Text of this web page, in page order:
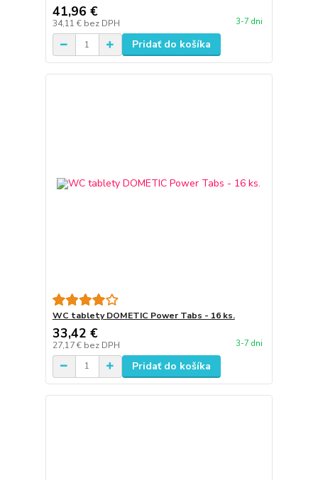
41,96 €
34,11 € bez DPH 3-7 dni
Pridať do košíka
WC tablety DOMETIC Power Tabs - 16 ks.
33,42 €
27,17 € bez DPH 3-7 dni
Pridať do košíka